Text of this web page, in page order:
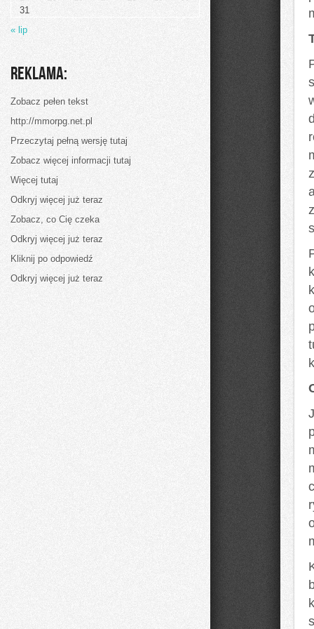
31
« lip
Reklama:
Zobacz pełen tekst
http://mmorpg.net.pl
Przeczytaj pełną wersję tutaj
Zobacz więcej informacji tutaj
Więcej tutaj
Odkryj więcej już teraz
Zobacz, co Cię czeka
Odkryj więcej już teraz
Kliknij po odpowiedź
Odkryj więcej już teraz